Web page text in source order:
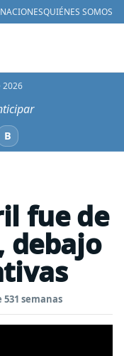
QUIÉNES SOMOS
2026
BBluesky
fue de
debajo
531 semanas